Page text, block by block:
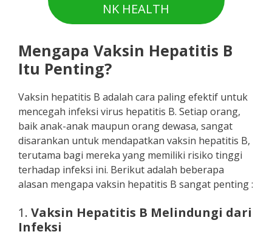
NK HEALTH
Mengapa Vaksin Hepatitis B
Itu Penting?
Vaksin hepatitis B adalah cara paling efektif untuk
mencegah infeksi virus hepatitis B. Setiap orang,
baik anak-anak maupun orang dewasa, sangat
disarankan untuk mendapatkan vaksin hepatitis B,
terutama bagi mereka yang memiliki risiko tinggi
terhadap infeksi ini. Berikut adalah beberapa
alasan mengapa vaksin hepatitis B sangat penting :
1. Vaksin Hepatitis B Melindungi dari
Infeksi